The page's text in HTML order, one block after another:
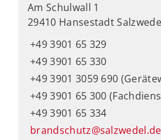
Am Schulwall 1
29410 Hansestadt
+49 3901 65 329
+49 3901 65 330
+49 3901 3059 690
+49 3901 65 300
+49 3901 65 334
brandschutz@salzwedel.de